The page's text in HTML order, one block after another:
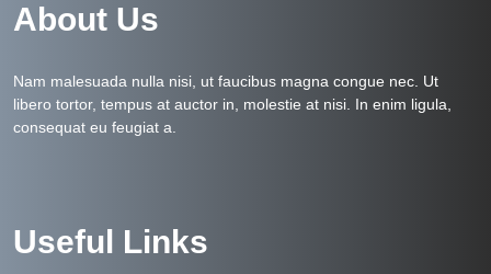
About Us
Nam malesuada nulla nisi, ut faucibus magna congue nec. Ut
libero tortor, tempus at auctor in, molestie at nisi. In enim ligula,
consequat eu feugiat a.
Useful Links